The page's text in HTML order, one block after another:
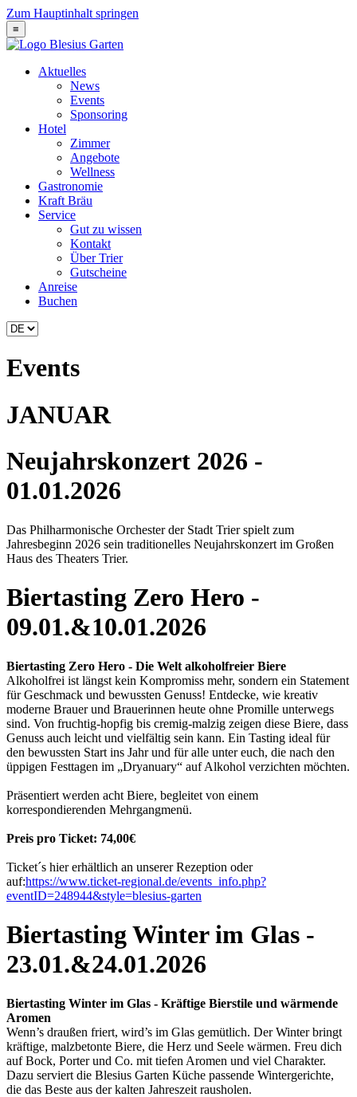
Zum Hauptinhalt springen
≡
Aktuelles
News
Events
Sponsoring
Hotel
Zimmer
Angebote
Wellness
Gastronomie
Kraft Bräu
Service
Gut zu wissen
Kontakt
Über Trier
Gutscheine
Anreise
Buchen
Events
JANUAR
Neujahrskonzert 2026 -
01.01.2026
Das Philharmonische Orchester der Stadt Trier spielt zum
Jahresbeginn 2026 sein traditionelles Neujahrskonzert im Großen
Haus des Theaters Trier.
Biertasting Zero Hero -
09.01.&10.01.2026
Biertasting Zero Hero - Die Welt alkoholfreier Biere
Alkoholfrei ist längst kein Kompromiss mehr, sondern ein Statement
für Geschmack und bewussten Genuss! Entdecke, wie kreativ
moderne Brauer und Brauerinnen heute ohne Promille unterwegs
sind. Von fruchtig-hopfig bis cremig-malzig zeigen diese Biere, dass
Genuss auch leicht und vielfältig sein kann. Ein Tasting ideal für
den bewussten Start ins Jahr und für alle unter euch, die nach den
üppigen Festtagen im „Dryanuary“ auf Alkohol verzichten möchten.
Präsentiert werden acht Biere, begleitet von einem
korrespondierenden Mehrgangmenü.
Preis pro Ticket: 74,00€
Ticket´s hier erhältlich an unserer Rezeption oder
auf:https://www.ticket-regional.de/events_info.php?
eventID=248944&style=blesius-garten
Biertasting Winter im Glas -
23.01.&24.01.2026
Biertasting Winter im Glas - Kräftige Bierstile und wärmende
Aromen
Wenn’s draußen friert, wird’s im Glas gemütlich. Der Winter bringt
kräftige, malzbetonte Biere, die Herz und Seele wärmen. Freu dich
auf Bock, Porter und Co. mit tiefen Aromen und viel Charakter.
Dazu serviert die Blesius Garten Küche passende Wintergerichte,
die das Beste aus der kalten Jahreszeit rausholen.